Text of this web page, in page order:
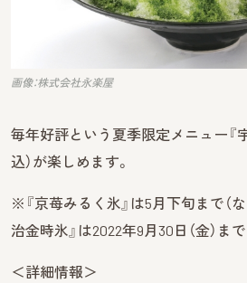
画像：株式会社永楽屋
毎年好評という夏季限定メニュー『宇
込）が楽しめます。
※『京苺みるく氷』は5月下旬まで（な
治金時氷』は2022年9月30日（金）まで
＜詳細情報＞